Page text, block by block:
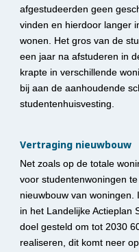
afgestudeerden geen
vinden en hierdoor langer
wonen. Het gros van de
een jaar na afstuderen in
krapte in verschillende
bij aan de aanhoudende
studentenhuisvesting.
Vertraging nieuwbouw
Net zoals op de totale
voor studentenwoningen
nieuwbouw van woningen.
in het Landelijke Actieplan
doel gesteld om tot 2030
realiseren, dit komt neer